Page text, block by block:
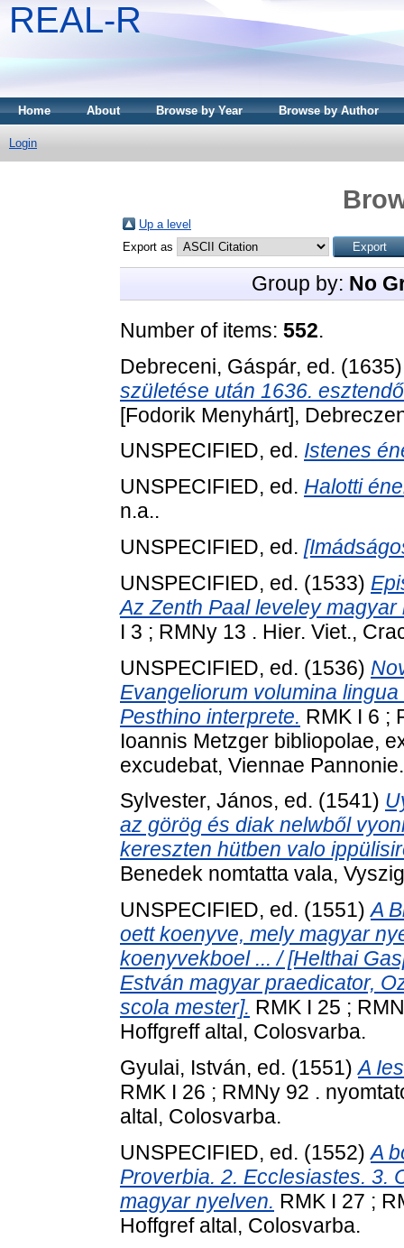
REAL-R
Home About Browse by Year Browse by Author
Login
Up a level
Export as
Group by: No
Number of items: 552.
Debreceni, Gáspár, ed.
születése után 1636.
[Fodorik Menyhárt],
UNSPECIFIED, ed. Istenes
UNSPECIFIED, ed. Halotti
n.a..
UNSPECIFIED, ed.
UNSPECIFIED, ed. (1533)
Az Zenth Paal leveley
I 3 ; RMNy 13 . Hier. Viet.,
UNSPECIFIED, ed. (1536)
Evangeliorum volumina
Pesthino interprete. RMK I 6 ;
Ioannis Metzger bibliopolae,
excudebat, Viennae Pannonie.
Sylvester, János, ed. (1541)
az görög és diak nelwből
kereszten hütben valo
Benedek nomtatta vala,
UNSPECIFIED, ed. (1551)A
oett koenyve, mely magyar
koenyvekboel ... / [Helthai
Estván magyar praedicator,
scola mester]. RMK I 25 ;
Hoffgreff altal, Colosvarba.
Gyulai, István, ed. (1551)A
RMK I 26 ; RMNy 92 .
altal, Colosvarba.
UNSPECIFIED, ed. (1552)A
Proverbia. 2. Ecclesiastes. 3.
magyar nyelven. RMK I 27 ;
Hoffgref altal, Colosvarba.